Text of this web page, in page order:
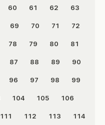
60 61 62 63
69 70 71 72
78 79 80 81
87 88 89 90
96 97 98 99
104 105 106
111 112 113 114